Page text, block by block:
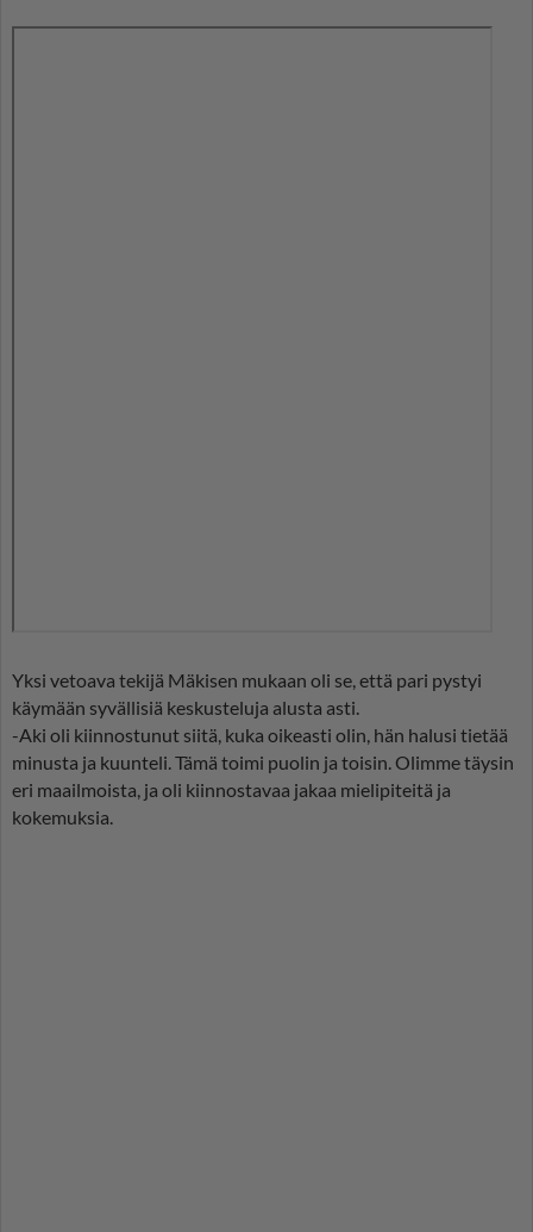
Yksi vetoava tekijä Mäkisen mukaan oli se, että pari pystyi
käymään syvällisiä keskusteluja alusta asti.
-Aki oli kiinnostunut siitä, kuka oikeasti olin, hän halusi tietää
minusta ja kuunteli. Tämä toimi puolin ja toisin. Olimme täysin
eri maailmoista, ja oli kiinnostavaa jakaa mielipiteitä ja
kokemuksia.